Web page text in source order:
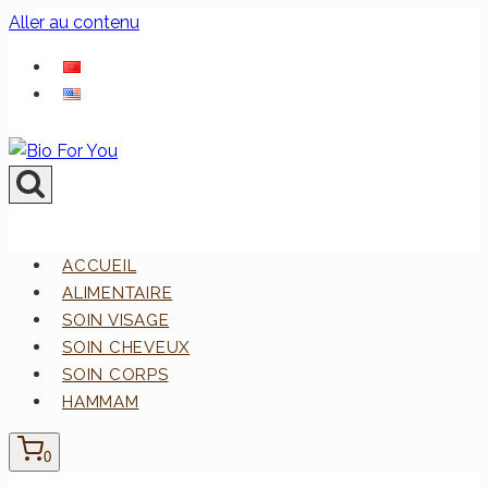
Aller au contenu
ACCUEIL
ALIMENTAIRE
SOIN VISAGE
SOIN CHEVEUX
SOIN CORPS
HAMMAM
0